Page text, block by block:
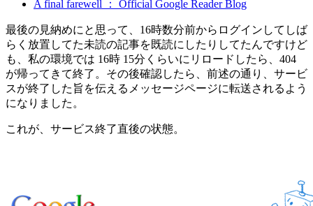
A final farewell ： Official Google Reader Blog
最後の見納めにと思って、16時数分前からログインしてしば
らく放置してた未読の記事を既読にしたりしてたんですけど
も、私の環境では 16時 15分くらいにリロードしたら、404
が帰ってきて終了。その後確認したら、前述の通り、サービ
スが終了した旨を伝えるメッセージページに転送されるよう
になりました。
これが、サービス終了直後の状態。